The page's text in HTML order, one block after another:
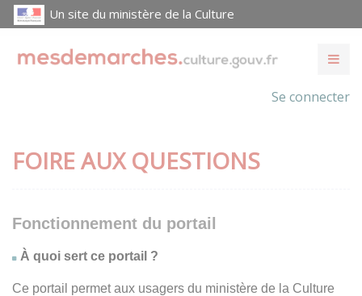
Un site du ministère de la Culture
Se connecter
FOIRE AUX QUESTIONS
Fonctionnement du portail
À quoi sert ce portail ?
Ce portail permet aux usagers du ministère de la Culture